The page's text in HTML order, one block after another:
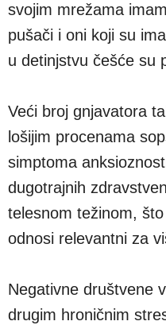
svojim mrežama
pušači i oni koji su
u detinjstvu češće su
Veći broj gnjavatora
lošijim procenama
simptoma
dugotrajnih
telesnom težinom,
odnosi relevantni za
Negativne društvene
drugim hroničnim